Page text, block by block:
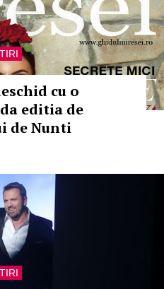
cu o
editia de
de Nunti